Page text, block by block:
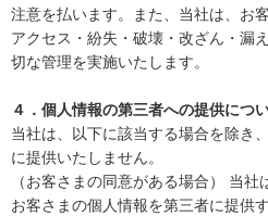
注意を払います。また、当社は、お
アクセス・紛失・破壊・改ざん・漏
切な管理を実施いたします。
４．個人情報の第三者への提供につ
当社は、以下に該当する場合を除き
に提供いたしません。
（お客さまの同意がある場合） 当社
お客さまの個人情報を第三者に提供